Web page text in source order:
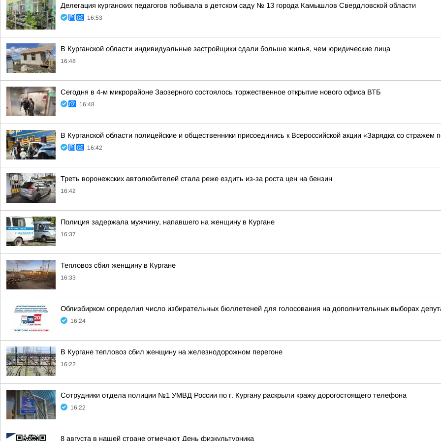
Делегация курганских педагогов побывала в детском саду № 13 города Камышлов Свердловской области
16:53
В Курганской области индивидуальные застройщики сдали больше жилья, чем юридические лица
16:48
Сегодня в 4-м микрорайоне Заозерного состоялось торжественное открытие нового офиса ВТБ
16:48
В Курганской области полицейские и общественники присоединись к Всероссийской акции «Зарядка со стражем
16:42
Треть воронежских автолюбителей стала реже ездить из-за роста цен на бензин
16:42
Полиция задержала мужчину, напавшего на женщину в Кургане
16:37
Тепловоз сбил женщину в Кургане
16:33
Облизбирком определил число избирательных бюллетеней для голосования на дополнительных выборах
16:24
В Кургане тепловоз сбил женщину на железнодорожном перегоне
16:22
Сотрудники отдела полиции №1 УМВД России по г. Кургану раскрыли кражу дорогостоящего телефона
16:22
8 августа в нашей стране отмечают День физкультурника